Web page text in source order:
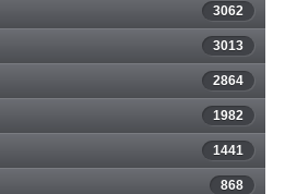
3062
3013
2864
1982
1441
868